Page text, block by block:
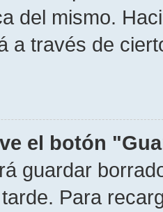
del mismo.
a través de
el botón
guardar
Para